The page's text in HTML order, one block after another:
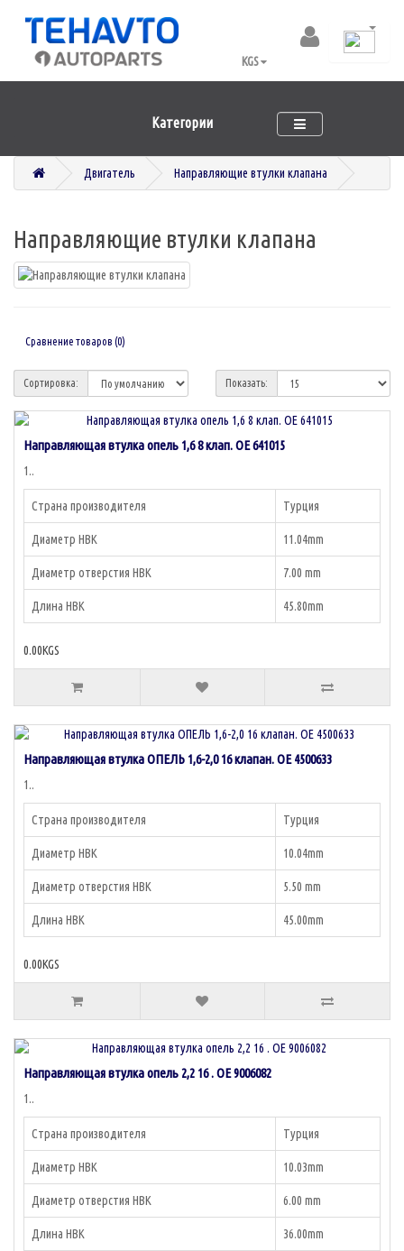
KGS
Категории
Двигатель Направляющие втулки клапана
Направляющие втулки клапана
Сравнение товаров (0)
Сортировка: Показать:
Направляющая втулка опель 1,6 8 клап. OE 641015
1..
Страна производителя Турция
Диаметр НВК 11.04mm
Диаметр отверстия НВК 7.00 mm
Длина НВК 45.80mm
0.00KGS
Направляющая втулка ОПЕЛЬ 1,6-2,0 16 клапан. OE 4500633
1..
Страна производителя Турция
Диаметр НВК 10.04mm
Диаметр отверстия НВК 5.50 mm
Длина НВК 45.00mm
0.00KGS
Направляющая втулка опель 2,2 16 . OE 9006082
1..
Страна производителя Турция
Диаметр НВК 10.03mm
Диаметр отверстия НВК 6.00 mm
Длина НВК 36.00mm